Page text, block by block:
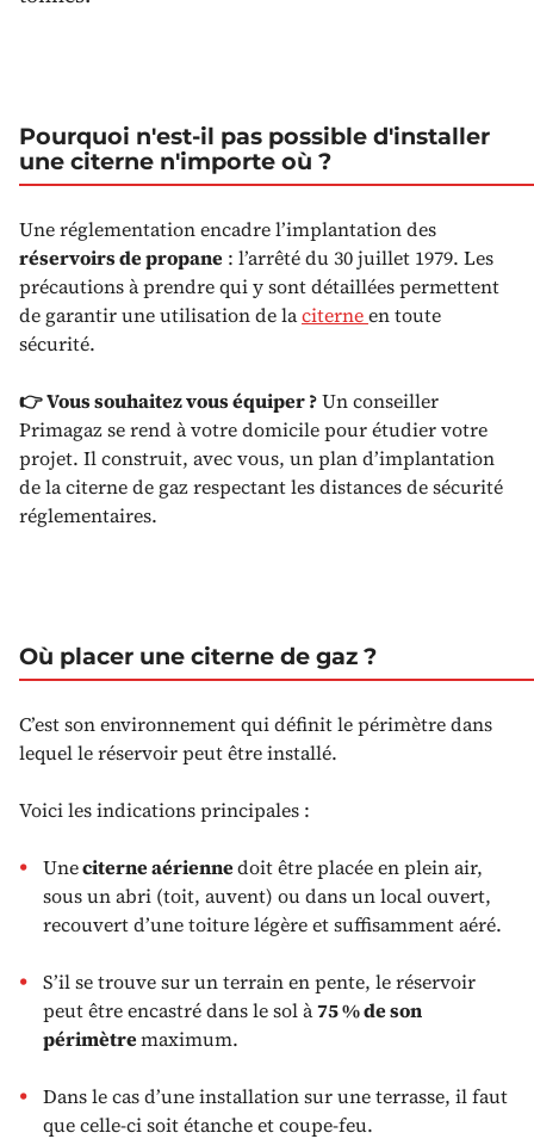
Pourquoi n'est-il pas possible d'installer
une citerne n'importe où ?
Une réglementation encadre l’implantation des
réservoirs de propane : l’arrêté du 30 juillet 1979. Les
précautions à prendre qui y sont détaillées permettent
de garantir une utilisation de laciterneen toute
sécurité.
👉 Vous souhaitez vous équiper ?Un conseiller
Primagaz se rend à votre domicile pour étudier votre
projet. Il construit, avec vous, un plan d’implantation
de la citerne de gaz respectant les distances de sécurité
réglementaires.
Où placer une citerne de gaz ?
C’est son environnement qui définit le périmètre dans
lequel le réservoir peut être installé.
Voici les indications principales :
Uneciterne aériennedoit être placée en plein air,
sous un abri (toit, auvent) ou dans un local ouvert,
recouvert d’une toiture légère et suffisamment aéré.
S’il se trouve sur un terrain en pente, le réservoir
peut être encastré dans le sol à75 % de son
périmètremaximum.
Dans le cas d’une installation sur une terrasse, il faut
que celle-ci soit étanche et coupe-feu.